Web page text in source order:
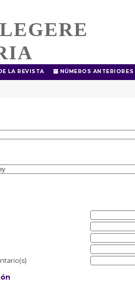
LA REVISTA NÚMEROS ANTERIORES